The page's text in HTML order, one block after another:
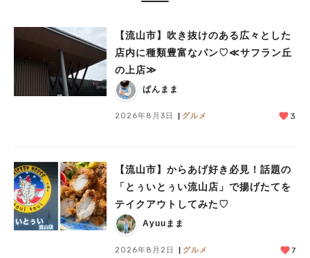
【流山市】吹き抜けのある広々とした
店内に種類豊富なパン♡≪サフラン丘
の上店≫
ぱんまま
2026年8月3日 グルメ 3
【流山市】からあげ好き必見！話題の
「とぅいとぅい流山店」で揚げたてを
テイクアウトしてみた♡
Ayuuまま
2026年8月2日 グルメ 7